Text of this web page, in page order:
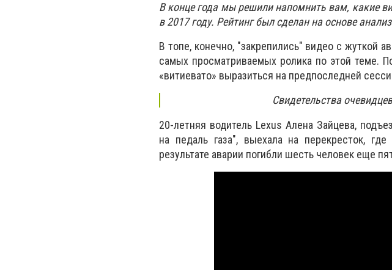
В конце года мы решили напомнить вам, какие
в 2017 году. Рейтинг был сделан на основе
В топе, конечно, "закрепились" видео с жуткой
самых просматриваемых ролика по этой теме.
«витиевато» выразиться на предпоследней
Свидетельства
20-летняя водитель Lexus Алена Зайцева,
на педаль газа", выехала на перекресток,
результате аварии погибли шесть человек еще